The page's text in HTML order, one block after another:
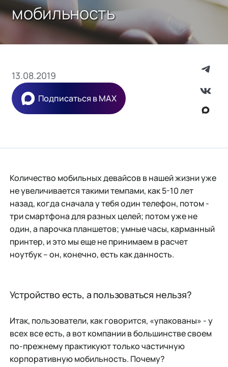
мобильность
13.08.2019
Подписаться в MAX
Количество мобильных девайсов в нашей жизни уже
не увеличивается такими темпами, как 5-10 лет
назад, когда сначала у тебя один телефон, потом -
три смартфона для разных целей; потом уже не
один, а парочка планшетов; умные часы, карманный
принтер, и это мы еще не принимаем в расчет
ноутбук – он, конечно, есть как данность.
Устройство есть, а пользоваться нельзя?
Итак, пользователи, как говорится, «упакованы» - у
всех все есть, а вот компании в большинстве своем
по-прежнему практикуют только частичную
корпоративную мобильность. Почему?